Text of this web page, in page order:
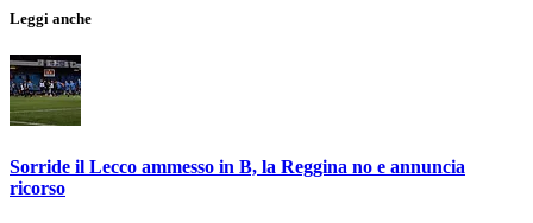
Leggi anche
Sorride il Lecco ammesso in B, la Reggina no e annuncia
ricorso